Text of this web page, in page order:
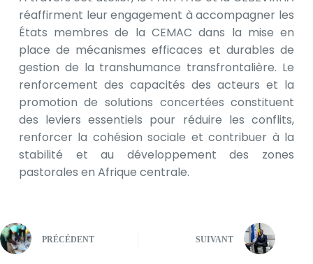
réaffirment leur engagement à accompagner les
États membres de la CEMAC dans la mise en
place de mécanismes efficaces et durables de
gestion de la transhumance transfrontalière. Le
renforcement des capacités des acteurs et la
promotion de solutions concertées constituent
des leviers essentiels pour réduire les conflits,
renforcer la cohésion sociale et contribuer à la
stabilité et au développement des zones
pastorales en Afrique centrale.
PRÉCÉDENT SUIVANT